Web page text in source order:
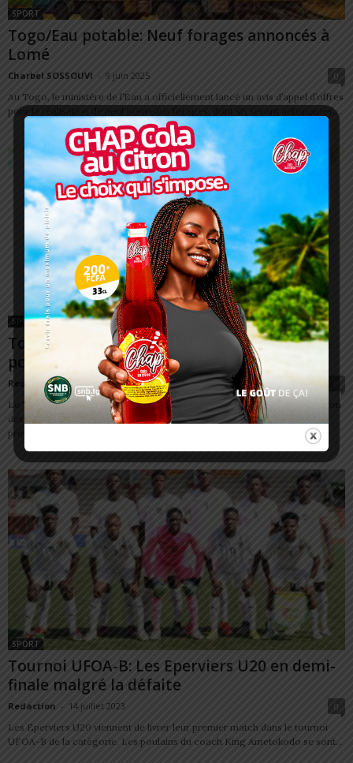
SPORT
Togo/Eau potable: Neuf forages annoncés à
Lomé
Charbel SOSSOUVI - 9 juin 2025
0
Au Togo, le ministère de l’Eau a officiellement lancé un avis d’appel d’offres
pour la réalisation de neuf nouveaux forages, dont six seront autonomes,...
SPORT
Togo/Athlétisme : Une autre responsabilité
pour Falilatou Dogo
Redaction - 23 août 2023
Le Togo est désormais représenté dans le bureau exécutif de l’Association
des Fédérations Francophones d’Athlétisme. En effet, Falilatou Dogo,
présidente de la Fédération Togolaise...
SPORT
Tournoi UFOA-B: Les Eperviers U20 en demi-
finale malgré la défaite
Redaction - 14 juillet 2023
0
Les Eperviers U20 viennent de livrer leur premier match dans le tournoi
UFOA-B de la catégorie. Les poulains du coach King Ametokodo se sont...